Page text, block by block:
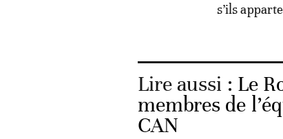
s’ils
Lire aussi : Le
membres de
CAN